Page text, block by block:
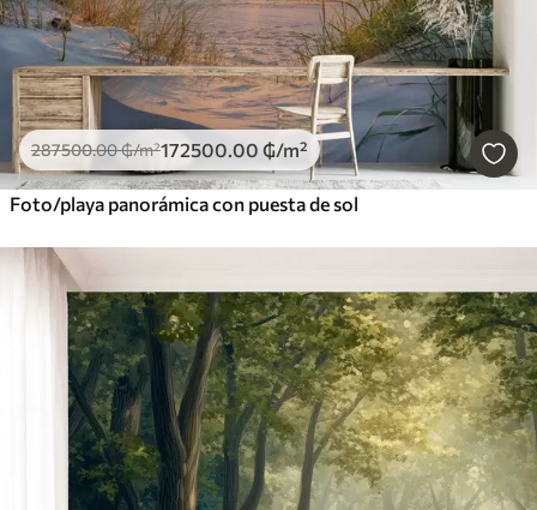
287500.00₲/m²172500 .00 ₲/m²
Foto/playa panorámica con puesta de sol